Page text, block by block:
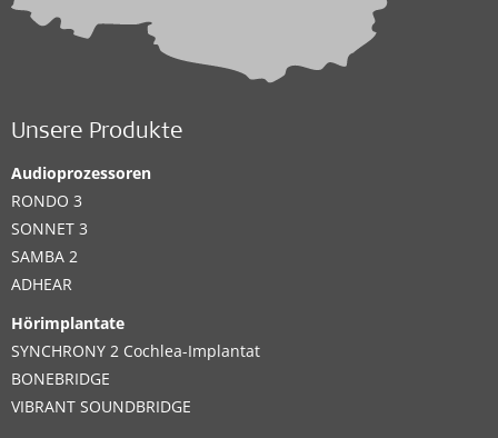
Unsere Produkte
Audioprozessoren
RONDO 3
SONNET 3
SAMBA 2
ADHEAR
Hörimplantate
SYNCHRONY 2 Cochlea-Implantat
BONEBRIDGE
VIBRANT SOUNDBRIDGE